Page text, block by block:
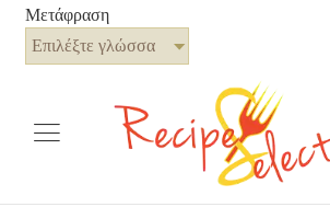
Μετάφραση
Επιλέξτε γλώσσα